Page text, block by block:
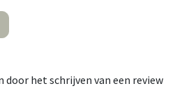
door het schrijven van een review